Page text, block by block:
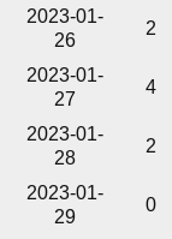
2023-01-
26
2
2023-01-
27
4
2023-01-
28
2
2023-01-
29
0